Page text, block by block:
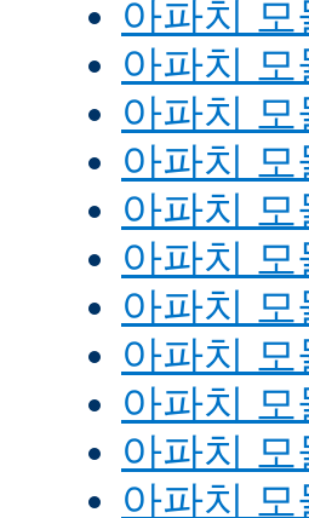
아파치
아파치
아파치
아파치
아파치
아파치
아파치
아파치
아파치
아파치
아파치